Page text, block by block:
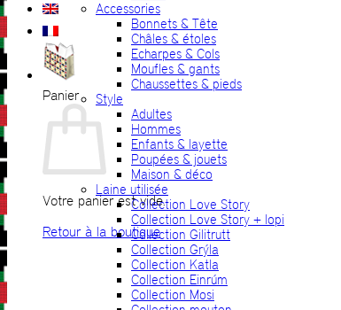
Panier
Votre panier est vide.
Retour à la boutique
Accessories
Bonnets & Tête
Châles & étoles
Echarpes & Cols
Moufles & gants
Chaussettes & pieds
Style
Adultes
Hommes
Enfants & layette
Poupées & jouets
Maison & déco
Laine utilisée
Collection Love Story
Collection Love Story + lopi
Collection Gilitrutt
Collection Grýla
Collection Katla
Collection Einrúm
Collection Mosi